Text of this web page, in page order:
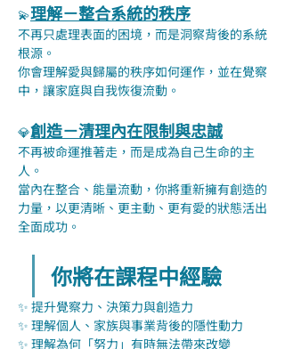
💫理解－整合系統的秩序
不再只處理表面的困境，而是洞察背後的系統
根源。
你會理解愛與歸屬的秩序如何運作，並在覺察
中，讓家庭與自我恢復流動。
💎創造－清理內在限制與忠誠
不再被命運推著走，而是成為自己生命的主
人。
當內在整合、能量流動，你將重新擁有創造的
力量，以更清晰、更主動、更有愛的狀態活出
全面成功。
你將在課程中經驗
✨ 提升覺察力、決策力與創造力
✨ 理解個人、家族與事業背後的隱性動力
✨ 理解為何「努力」有時無法帶來改變